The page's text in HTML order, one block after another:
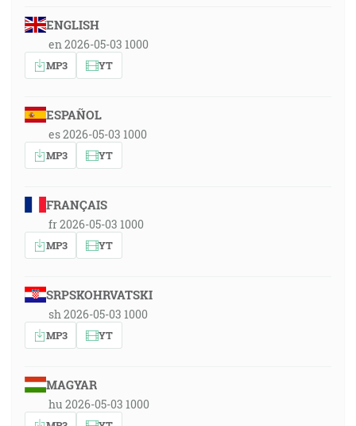
ENGLISH
en 2026-05-03 1000
MP3 YT
ESPAÑOL
es 2026-05-03 1000
MP3 YT
FRANÇAIS
fr 2026-05-03 1000
MP3 YT
SRPSKOHRVATSKI
sh 2026-05-03 1000
MP3 YT
MAGYAR
hu 2026-05-03 1000